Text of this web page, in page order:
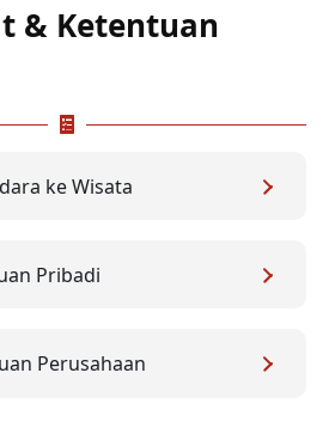
& Ketentuan
ke Wisata
Pribadi
Perusahaan